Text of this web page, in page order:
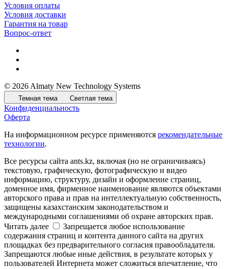
Условия оплаты
Условия доставки
Гарантия на товар
Вопрос-ответ
© 2026 Almaty New Technology Systems
Темная тема Светлая тема
Конфиденциальность
Оферта
На информационном ресурсе применяются рекомендательные
технологии.
Все ресурсы сайта ants.kz, включая (но не ограничиваясь)
текстовую, графическую, фотографическую и видео
информацию, структуру, дизайн и оформление страниц,
доменное имя, фирменное наименование являются объектами
авторского права и прав на интеллектуальную собственность,
защищены казахстанским законодательством и
международными соглашениями об охране авторских прав.
Читать далее
Запрещается любое использование
содержания страниц и контента данного сайта на других
площадках без предварительного согласия правообладателя.
Запрещаются любые иные действия, в результате которых у
пользователей Интернета может сложиться впечатление, что